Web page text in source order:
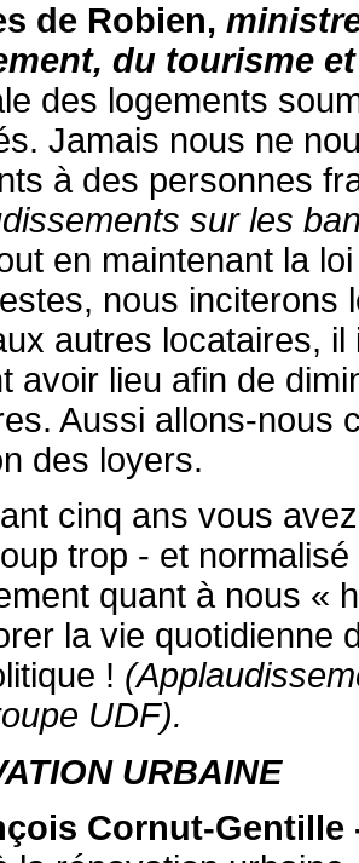
de Robien,
du tourisme
des logements
Jamais nous ne
à des personnes
sur les
en maintenant la
nous inciterons
autres locataires,
avoir lieu afin de
Aussi allons-nous
des loyers.
cinq ans vous
trop - et
quant à nous «
la vie quotidienne
!
UDF).
URBAINE
Cornut-Gentille